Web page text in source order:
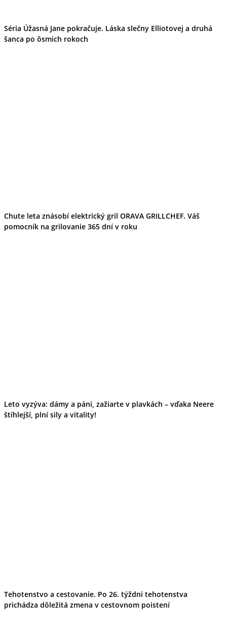
Séria Úžasná Jane pokračuje. Láska slečny Elliotovej a druhá
šanca po ôsmich rokoch
Chute leta znásobí elektrický gril ORAVA GRILLCHEF. Váš
pomocník na grilovanie 365 dní v roku
Leto vyzýva: dámy a páni, zažiarte v plavkách – vďaka Neere
štíhlejší, plní sily a vitality!
Tehotenstvo a cestovanie. Po 26. týždni tehotenstva
prichádza dôležitá zmena v cestovnom poistení